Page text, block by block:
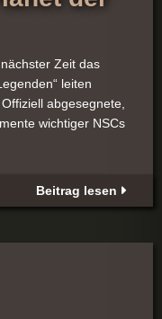
Zeit das
leiten
abgesegnete,
wichtiger NSCs
Beitrag lesen